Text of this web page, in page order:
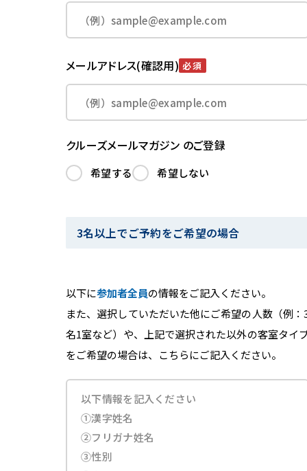
メールアドレス(確認用) 必須
クルーズメールマガジン のご登録
希望する 希望しない
3名以上でご予約をご希望の場合
以下に参加者全員の情報をご記入ください。
また、選択していただいた他にご希望の人数（例：
名1室など）や、上記で選択された以外の客室タイ
をご希望の場合は、こちらにご記入ください。